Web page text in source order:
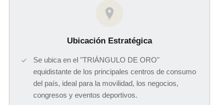
Ubicación Estratégica
Se ubica en el "TRIÁNGULO DE ORO"
equidistante de los principales centros de consumo
del país, ideal para la movilidad, los negocios,
congresos y eventos deportivos.